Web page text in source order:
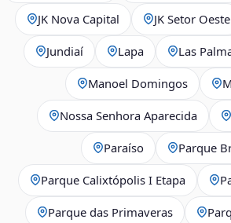
JK Nova Capital JK Setor Oeste
Jundiaí Lapa Las
Manoel Domingos
Nossa Senhora Aparecida
Paraíso Parque
Parque Calixtópolis I Etapa
Parque das Primaveras